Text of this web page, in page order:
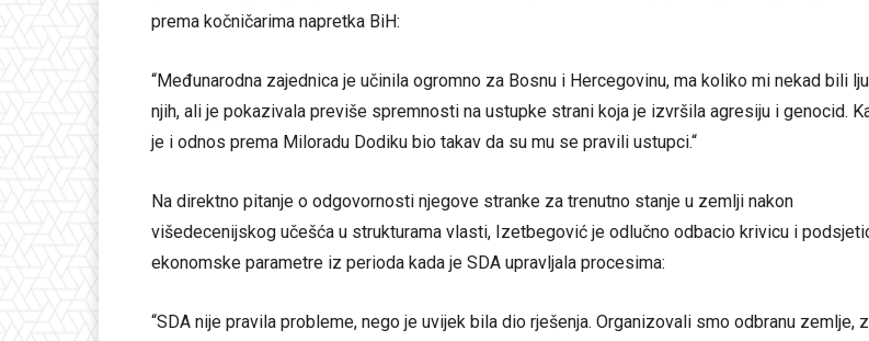
prema kočničarima napretka BiH:
“Međunarodna zajednica je učinila ogromno za Bosnu i Hercegovinu, ma koliko mi nekad bili
njih, ali je pokazivala previše spremnosti na ustupke strani koja je izvršila agresiju i genocid.
je i odnos prema Miloradu Dodiku bio takav da su mu se pravili ustupci.“
Na direktno pitanje o odgovornosti njegove stranke za trenutno stanje u zemlji nakon
višedecenijskog učešća u strukturama vlasti, Izetbegović je odlučno odbacio krivicu i
ekonomske parametre iz perioda kada je SDA upravljala procesima:
“SDA nije pravila probleme, nego je uvijek bila dio rješenja. Organizovali smo odbranu zemlje,